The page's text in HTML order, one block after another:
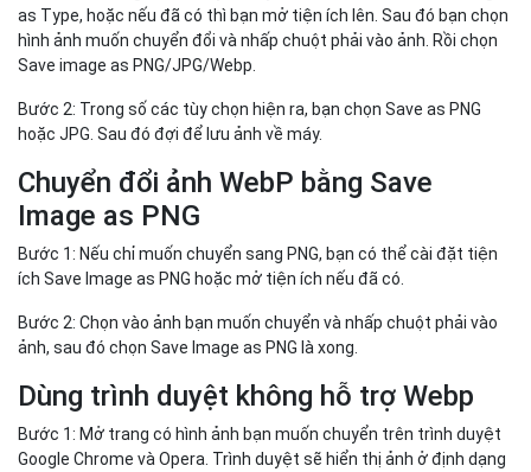
as Type, hoặc nếu đã có thì bạn mở tiện ích lên. Sau đó bạn chọn
hình ảnh muốn chuyển đổi và nhấp chuột phải vào ảnh. Rồi chọn
Save image as PNG/JPG/Webp.
Bước 2: Trong số các tùy chọn hiện ra, bạn chọn Save as PNG
hoặc JPG. Sau đó đợi để lưu ảnh về máy.
Chuyển đổi ảnh WebP bằng Save
Image as PNG
Bước 1: Nếu chỉ muốn chuyển sang PNG, bạn có thể cài đặt tiện
ích Save Image as PNG hoặc mở tiện ích nếu đã có.
Bước 2: Chọn vào ảnh bạn muốn chuyển và nhấp chuột phải vào
ảnh, sau đó chọn Save Image as PNG là xong.
Dùng trình duyệt không hỗ trợ Webp
Bước 1: Mở trang có hình ảnh bạn muốn chuyển trên trình duyệt
Google Chrome và Opera. Trình duyệt sẽ hiển thị ảnh ở định dạng